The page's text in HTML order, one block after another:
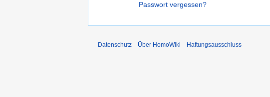
Passwort vergessen?
Datenschutz Über HomoWiki Haftungsausschluss